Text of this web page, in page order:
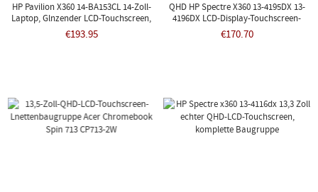
HP Pavilion X360 14-BA153CL 14-Zoll-
Laptop, Glnzender LCD-Touchscreen,
Komplette Baugruppe
€193.95
QHD HP Spectre X360 13-4195DX 13-
4196DX LCD-Display-Touchscreen-
Baugruppe
€170.70